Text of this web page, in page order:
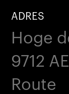
ADRES
Hoge
9712
Route